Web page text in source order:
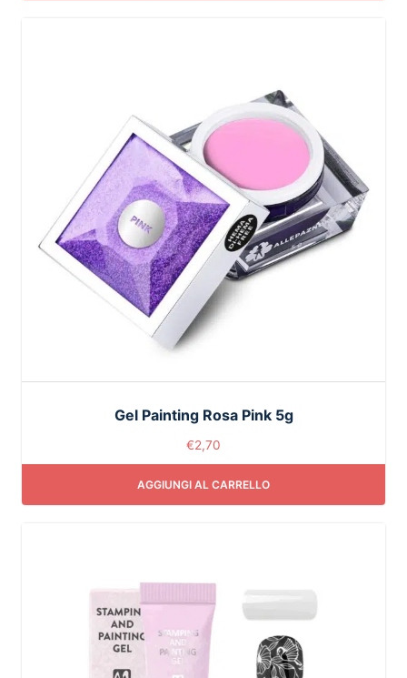
Gel Painting Rosa Pink 5g
€2,70
AGGIUNGI AL CARRELLO